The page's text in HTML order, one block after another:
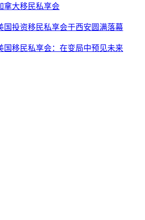
拿大移民私享会
国投资移民私享会于西安圆满落幕
国移民私享会：在变局中预见未来